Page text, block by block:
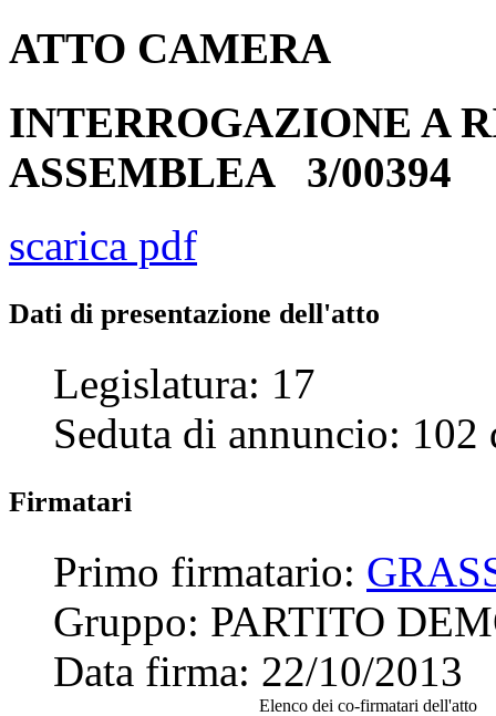
ATTO CAMERA
INTERROGAZIONE A
ASSEMBLEA 3/00394
scarica pdf
Dati di presentazione dell'atto
Legislatura: 17
Seduta di annuncio: 102
Firmatari
Primo firmatario:
Gruppo: PARTITO
Data firma: 22/10/2013
Elenco dei co-firmatari dell'atto